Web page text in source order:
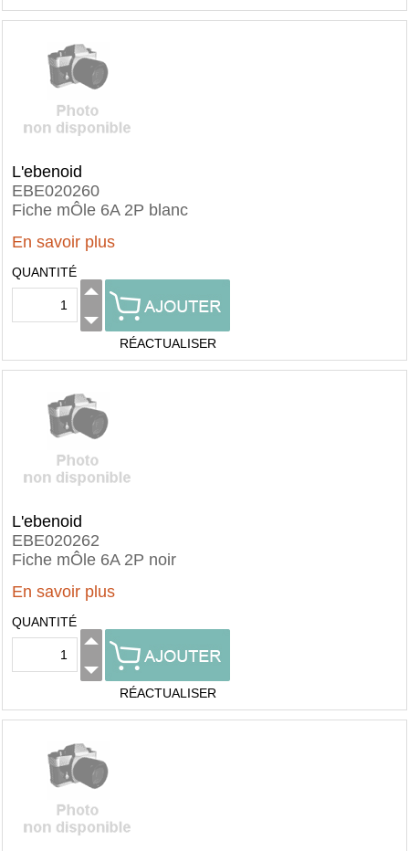
L'ebenoid
EBE020260
Fiche mÔle 6A 2P blanc
En savoir plus
QUANTITÉ
RÉACTUALISER
L'ebenoid
EBE020262
Fiche mÔle 6A 2P noir
En savoir plus
QUANTITÉ
RÉACTUALISER